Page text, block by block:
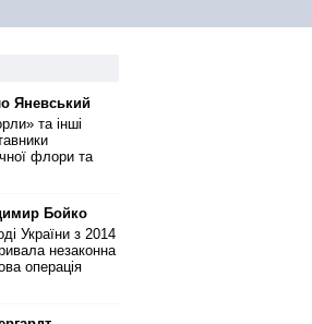
Яневський
та інші
флори та
Бойко
України з 2014
незаконна
операція